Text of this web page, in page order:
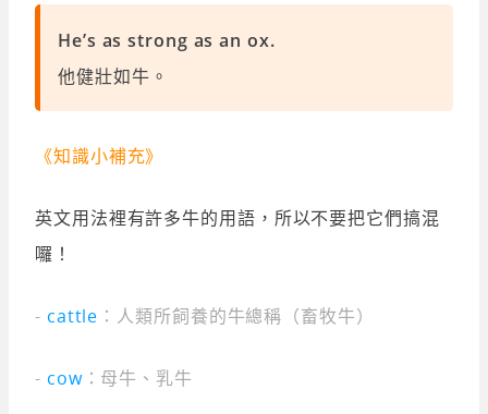
He’s as strong as an ox.
他健壯如牛。
《知識小補充》
英文用法裡有許多牛的用語，所以不要把它們搞混
囉！
- cattle ：人類所飼養的牛總稱（畜牧牛）
- cow：母牛、乳牛